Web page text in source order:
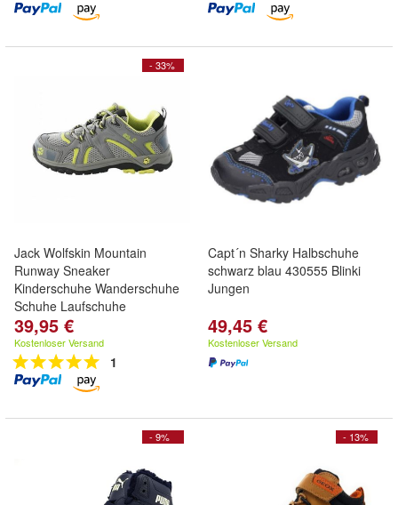
- 33%
Jack Wolfskin Mountain
Runway Sneaker
Kinderschuhe Wanderschuhe
Schuhe Laufschuhe
39,95 €
Kostenloser Versand
1
Capt´n Sharky Halbschuhe
schwarz blau 430555 Blinki
Jungen
49,45 €
Kostenloser Versand
- 9% - 13%